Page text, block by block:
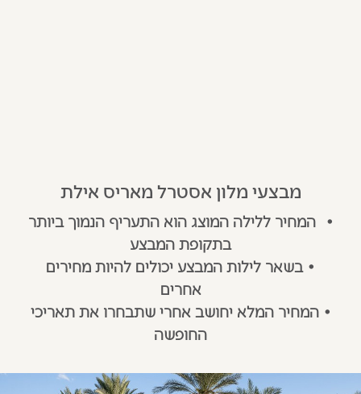
מבצעי מלון אסטרל מאריס אילת
• המחיר ללילה המוצג הוא התעריף הנמוך ביותר
בתקופת המבצע
• בשאר לילות המבצע יכולים להיות מחירים
אחרים
• המחיר המלא יחושב אחרי שתבחרו את תאריכי
החופשה